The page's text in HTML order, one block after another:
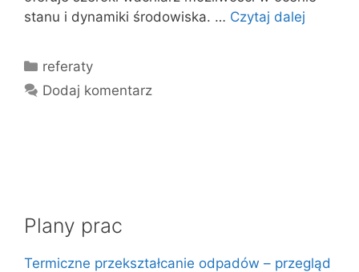
stanu i dynamiki środowiska. … Czytaj dalej
Kategorie
referaty
Dodaj komentarz
Plany prac
Termiczne przekształcanie odpadów – przegląd